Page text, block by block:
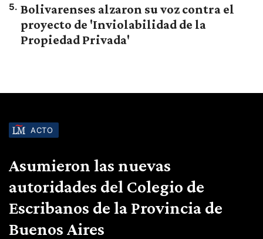
5. Bolivarenses alzaron su voz contra el
proyecto de 'Inviolabilidad de la
Propiedad Privada'
ACTO
Asumieron las nuevas
autoridades del Colegio de
Escribanos de la Provincia de
Buenos Aires